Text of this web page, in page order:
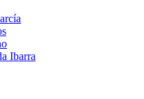
Ibarra